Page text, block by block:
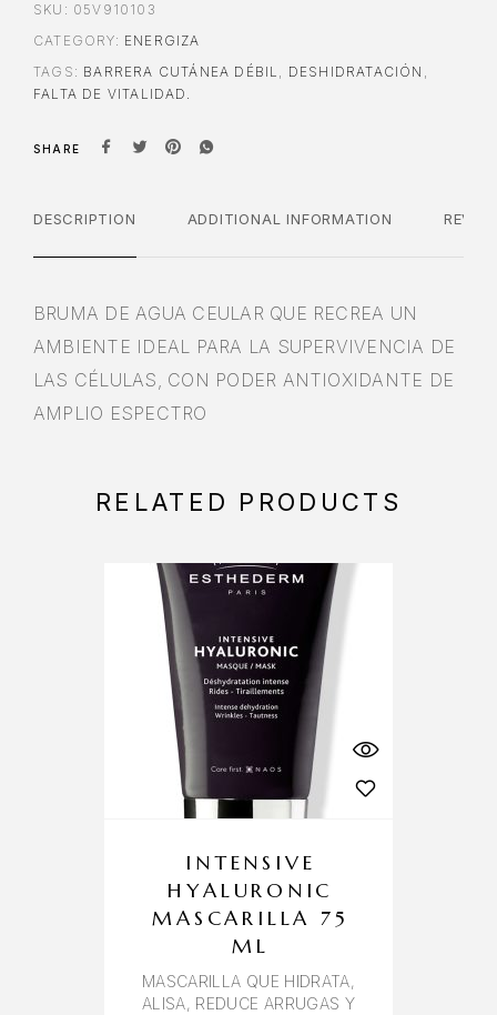
SKU: 05V910103
CATEGORY: ENERGIZA
TAGS: BARRERA CUTÁNEA DÉBIL , DESHIDRATACIÓN ,
FALTA DE VITALIDAD.
SHARE
DESCRIPTION ADDITIONAL INFORMATION
BRUMA DE AGUA CEULAR QUE RECREA UN
AMBIENTE IDEAL PARA LA SUPERVIVENCIA DE
LAS CÉLULAS, CON PODER ANTIOXIDANTE DE
AMPLIO ESPECTRO
RELATED PRODUCTS
INTENSIVE
HYALURONIC
MASCARILLA 75
ML
MASCARILLA QUE HIDRATA,
ALISA, REDUCE ARRUGAS Y